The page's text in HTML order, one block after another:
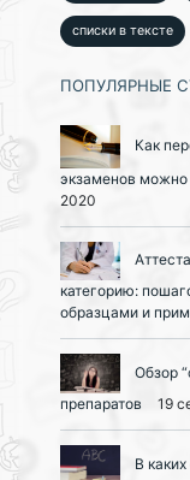
списки в тексте
ПОПУЛЯРНЫЕ
Как
экзаменов можно
2020
категорию:
образцами и
Обзор
препаратов
19
В